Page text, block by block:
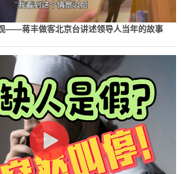
——蒋丰做客北京台讲述领导人当年的故事